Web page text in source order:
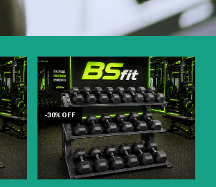
-30% OFF